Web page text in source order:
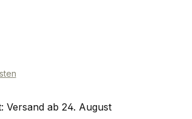
Versand ab 24. August